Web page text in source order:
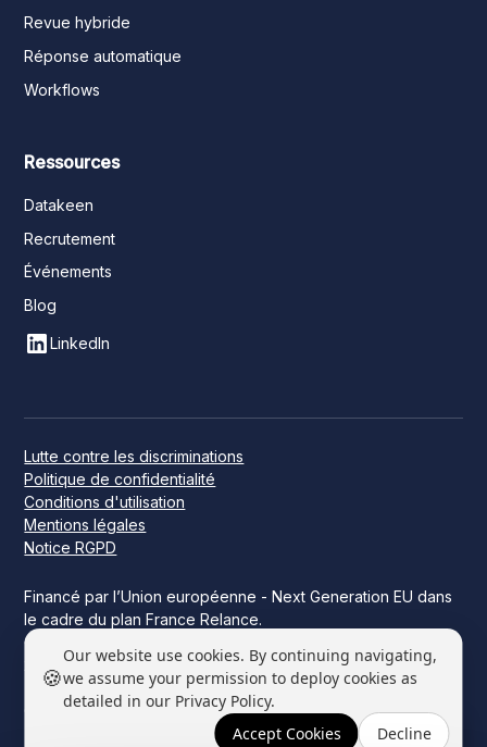
🍪
Our website use cookies. By continuing navigating,
we assume your permission to deploy cookies as
detailed in our Privacy Policy.
Accept Cookies
Decline
Revue hybride
Réponse automatique
Workflows
Ressources
Datakeen
Recrutement
Événements
Blog
LinkedIn
Financé par l’Union européenne - Next Generation EU dans
le cadre du plan France Relance.
Ce projet a été financé par l’État dans le cadre de France
2030.
© 2026 Datakeen. Tous droits réservés.
Lutte contre les discriminations
Politique de confidentialité
Conditions d'utilisation
Mentions légales
Notice RGPD
Réserver une démo →